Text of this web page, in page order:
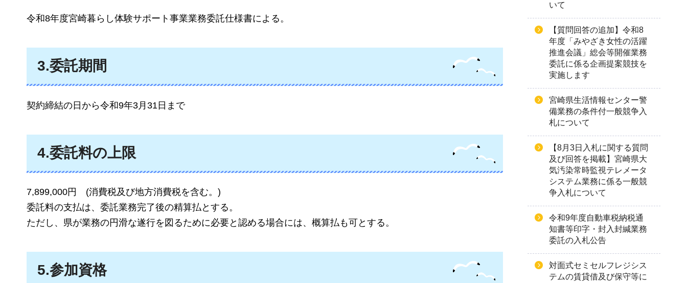
令和8年度宮崎暮らし体験サポート事業業務委託仕様書による。
3.委託期間
契約締結の日から令和9年3月31日まで
4.委託料の上限
7,899,000円 (消費税及 び地方消費税を含む。)
委託料の支払は、委託業務完了後の精算払とする。
ただし、県が業務の円滑な遂行を図るために必要と認める場合には、概算払も可とする。
5.参加資格
いて
【質問回答の追加】令和8
年度「みやざき女性の活躍
推進会議」総会等開催業務
委託に係る企画提案競技を
実施します
宮崎県生活情報センター警
備業務の条件付一般競争入
札について
【8月3日入札に関する質問
及び回答を掲載】宮崎県大
気汚染常時監視テレメータ
システム業務に係る一般競
争入札について
令和9年度自動車税納税通
知書等印字・封入封緘業務
委託の入札公告
対面式セミセルフレジシス
テムの賃貸借及び保守等に